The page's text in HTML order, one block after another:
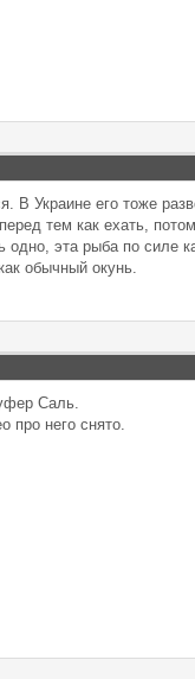
В Украине его тоже
тем как ехать,
эта рыба по силе
обычный окунь.
Саль.
про него снято.